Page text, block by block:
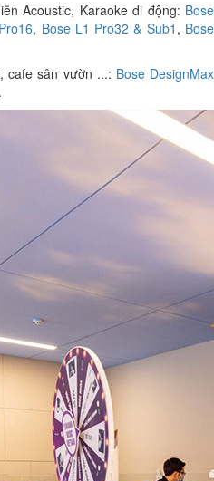
Acoustic, Karaoke di động: Bose
, Bose L1 Pro32 & Sub1 , Bose
cafe sân vườn ...: Bose DesignMax